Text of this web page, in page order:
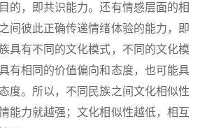
的，即共识能力。还有情感层面的相
间彼此正确传递情绪体验的能力，即
具有不同的文化模式，不同的文化模
有相同的价值偏向和态度，也可能具
度。所以，不同民族之间文化相似性
能力就越强；文化相似性越低，相互